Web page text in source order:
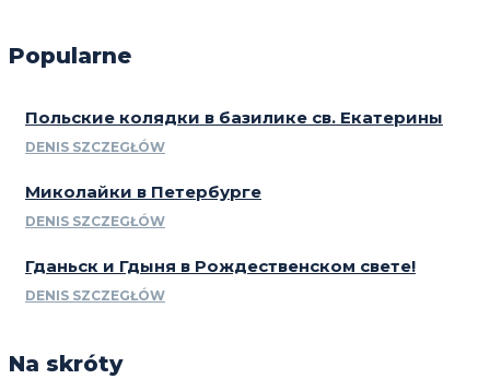
Popularne
Польские колядки в базилике св. Екатерины
DENIS SZCZEGŁÓW
Миколайки в Петербурге
DENIS SZCZEGŁÓW
Гданьск и Гдыня в Рождественском свете!
DENIS SZCZEGŁÓW
Na skróty